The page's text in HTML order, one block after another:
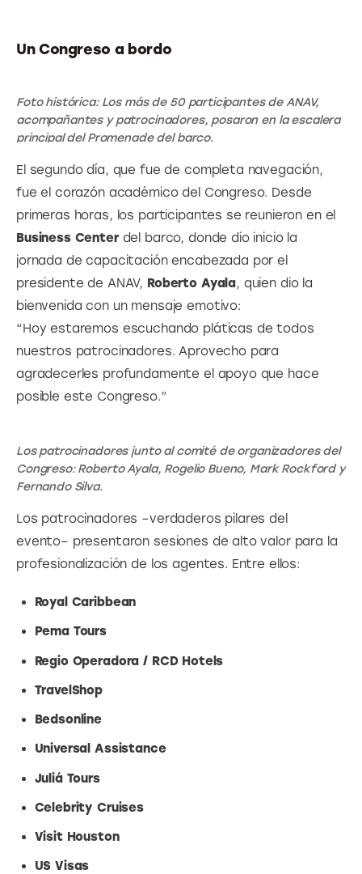
Un Congreso a bordo
Foto histórica: Los más de 50 participantes de ANAV,
acompañantes y patrocinadores, posaron en la escalera
principal del Promenade del barco.
El segundo día, que fue de completa navegación,
fue el corazón académico del Congreso. Desde
primeras horas, los participantes se reunieron en el
Business Center del barco, donde dio inicio la
jornada de capacitación encabezada por el
presidente de ANAV, Roberto Ayala, quien dio la
bienvenida con un mensaje emotivo:
“Hoy estaremos escuchando pláticas de todos
nuestros patrocinadores. Aprovecho para
agradecerles profundamente el apoyo que hace
posible este Congreso.”
Los patrocinadores junto al comité de organizadores del
Congreso: Roberto Ayala, Rogelio Bueno, Mark Rockford y
Fernando Silva.
Los patrocinadores –verdaderos pilares del
evento– presentaron sesiones de alto valor para la
profesionalización de los agentes. Entre ellos:
Royal Caribbean
Pema Tours
Regio Operadora / RCD Hotels
TravelShop
Bedsonline
Universal Assistance
Juliá Tours
Celebrity Cruises
Visit Houston
US Visas